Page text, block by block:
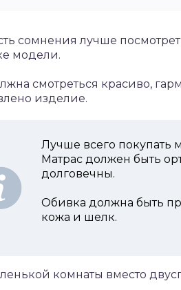
сомнения лучше
модели.
смотреться красиво,
изделие.
Лучше всего покупать
Матрас должен быть
долговечны.
Обивка должна быть
кожа и шелк.
комнаты вместо